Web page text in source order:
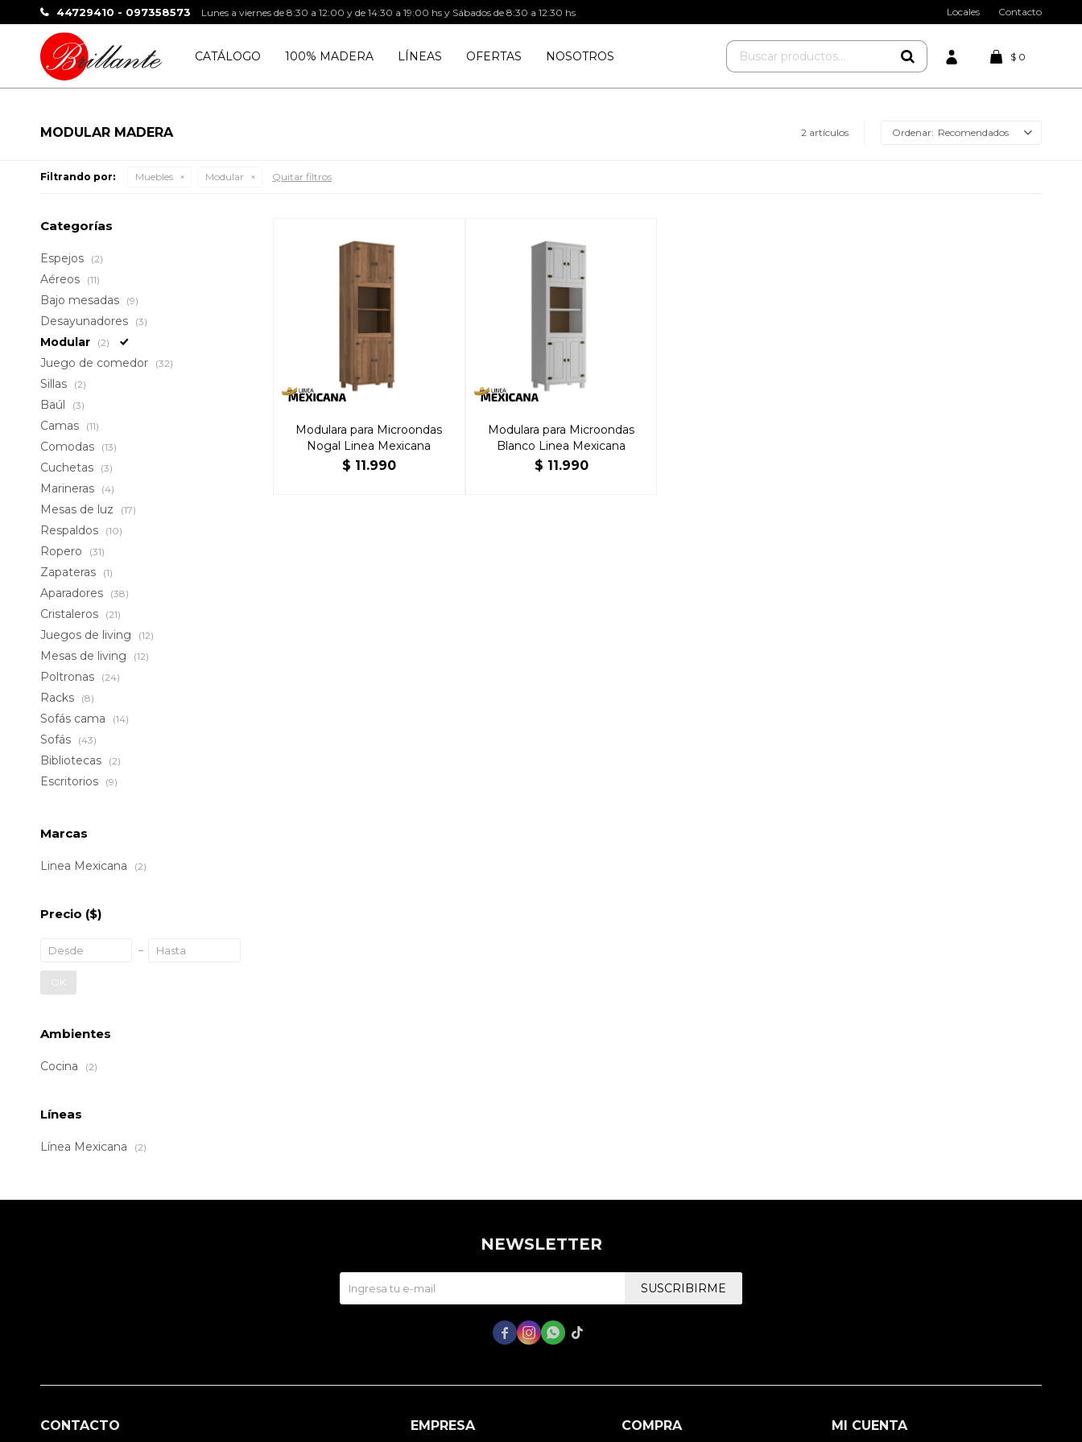
CATÁLOGO 100% MADERA LÍNEAS OFERTAS NOSOTROS $ 0
44729410 - 097358573 Lunes a viernes de 8:30 a 12:00 y de 14:30 a 19:00 hs y Sábados de 8:30 a 12:30 hs Locales Contacto
MODULAR MADERA 2 artículos Recomendados
Filtrando por: Muebles Modular Quitar filtros
Modulara para Microondas
Nogal Linea Mexicana
$ 11.990
Modulara para Microondas
Blanco Linea Mexicana
$ 11.990
Categorías
Espejos (2)
Aéreos (11)
Bajo mesadas (9)
Desayunadores (3)
Modular (2)
Juego de comedor (32)
Sillas (2)
Baúl (3)
Camas (11)
Comodas (13)
Cuchetas (3)
Marineras (4)
Mesas de luz (17)
Respaldos (10)
Ropero (31)
Zapateras (1)
Aparadores (38)
Cristaleros (21)
Juegos de living (12)
Mesas de living (12)
Poltronas (24)
Racks (8)
Sofás cama (14)
Sofás (43)
Bibliotecas (2)
Escritorios (9)
Marcas
Linea Mexicana (2)
Precio ($)
OK
Ambientes
Cocina (2)
Líneas
Línea Mexicana (2)
CONTACTO EMPRESA COMPRA MI CUENTA
NEWSLETTER
SUSCRIBIRME
   